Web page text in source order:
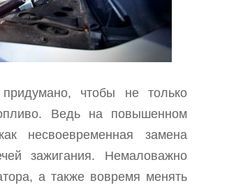
чтобы не только
Ведь на повышенном
несвоевременная замена
зажигания. Немаловажно
а также вовремя менять